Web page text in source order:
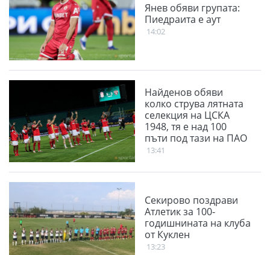
Янев обяви групата:
Пиедраита е аут
14:02
Найденов обяви
колко струва лятната
селекция на ЦСКА
1948, тя е над 100
пъти под тази на ПАО
13:41
Секирово поздрави
Атлетик за 100-
годишнината на клуба
от Куклен
13:23